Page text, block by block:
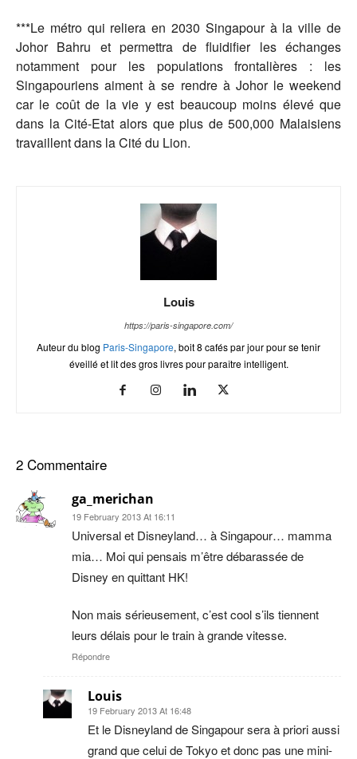
***Le métro qui reliera en 2030 Singapour à la ville de
Johor Bahru et permettra de fluidifier les échanges
notamment pour les populations frontalières : les
Singapouriens aiment à se rendre à Johor le weekend
car le coût de la vie y est beaucoup moins élevé que
dans la Cité-Etat alors que plus de 500,000 Malaisiens
travaillent dans la Cité du Lion.
Louis
https://paris-singapore.com/
Auteur du blog Paris-Singapore, boit 8 cafés par jour pour se tenir
éveillé et lit des gros livres pour paraître intelligent.
2 Commentaire
ga_merichan
19 February 2013 At 16:11
Universal et Disneyland… à Singapour… mamma
mia… Moi qui pensais m’être débarassée de
Disney en quittant HK!
Non mais sérieusement, c’est cool s’ils tiennent
leurs délais pour le train à grande vitesse.
Répondre
Louis
19 February 2013 At 16:48
Et le Disneyland de Singapour sera à priori aussi
grand que celui de Tokyo et donc pas une mini-